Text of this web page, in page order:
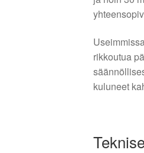
rikkoutua
kuluneet